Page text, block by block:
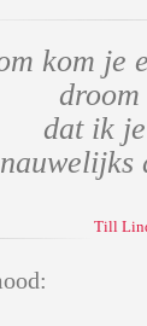
kom je
droom
dat ik
Till